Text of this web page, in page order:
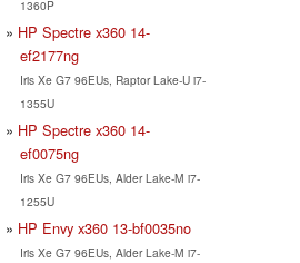
1360P
HP Spectre x360 14-
ef2177ng
Iris Xe G7 96EUs, Raptor Lake-U i7-
1355U
HP Spectre x360 14-
ef0075ng
Iris Xe G7 96EUs, Alder Lake-M i7-
1255U
HP Envy x360 13-bf0035no
Iris Xe G7 96EUs, Alder Lake-M i7-